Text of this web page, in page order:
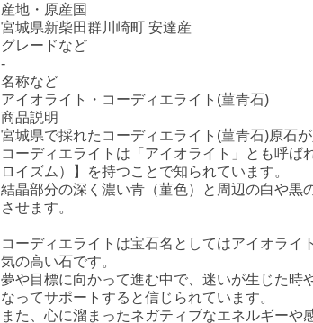
産地・原産国
宮城県新柴田群川崎町 安達産
グレードなど
-
名称など
アイオライト・コーディエライト(菫青石)
商品説明
宮城県で採れたコーディエライト(菫青石)原石が
コーディエライトは「アイオライト」とも呼ば
ロイズム）】を持つことで知られています。
結晶部分の深く濃い青（菫色）と周辺の白や黒
させます。
コーディエライトは宝石名としてはアイオライ
気の高い石です。
夢や目標に向かって進む中で、迷いが生じた時
なってサポートすると信じられています。
また、心に溜まったネガティブなエネルギー